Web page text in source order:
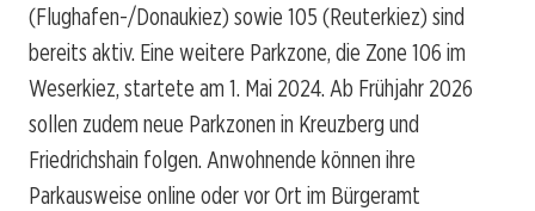
(Flughafen-/Donaukiez) sowie 105 (Reuterkiez) sind
bereits aktiv. Eine weitere Parkzone, die Zone 106 im
Weserkiez, startete am 1. Mai 2024. Ab Frühjahr 2026
sollen zudem neue Parkzonen in Kreuzberg und
Friedrichshain folgen. Anwohnende können ihre
Parkausweise online oder vor Ort im Bürgeramt